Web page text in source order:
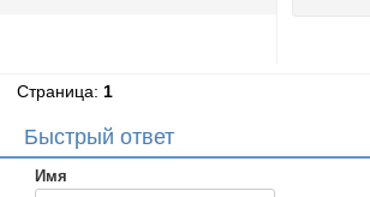
Страница: 1
Быстрый ответ
Имя